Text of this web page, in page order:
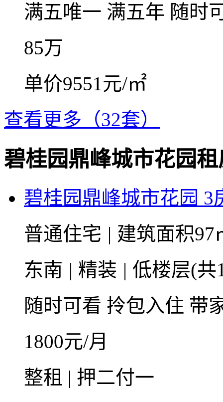
满五唯一 满五年 随时
85万
单价9551元/㎡
查看更多（32套）
碧桂园鼎峰城市花园租
碧桂园鼎峰城市花园 3
普通住宅 | 建筑面积
东南 | 精装 | 低楼层(
随时可看 拎包入住 带
1800元/月
整租 | 押二付一